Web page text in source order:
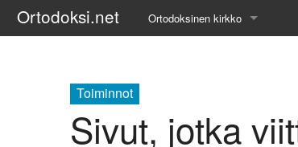
Ortodoksi.net Ortodoksinen kirkko
Opetuspuheet
Toiminnot
Sivut, jotka